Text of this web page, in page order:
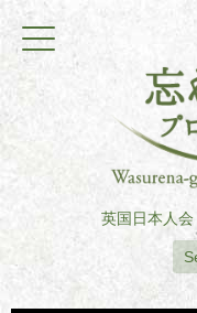
英国日本人会